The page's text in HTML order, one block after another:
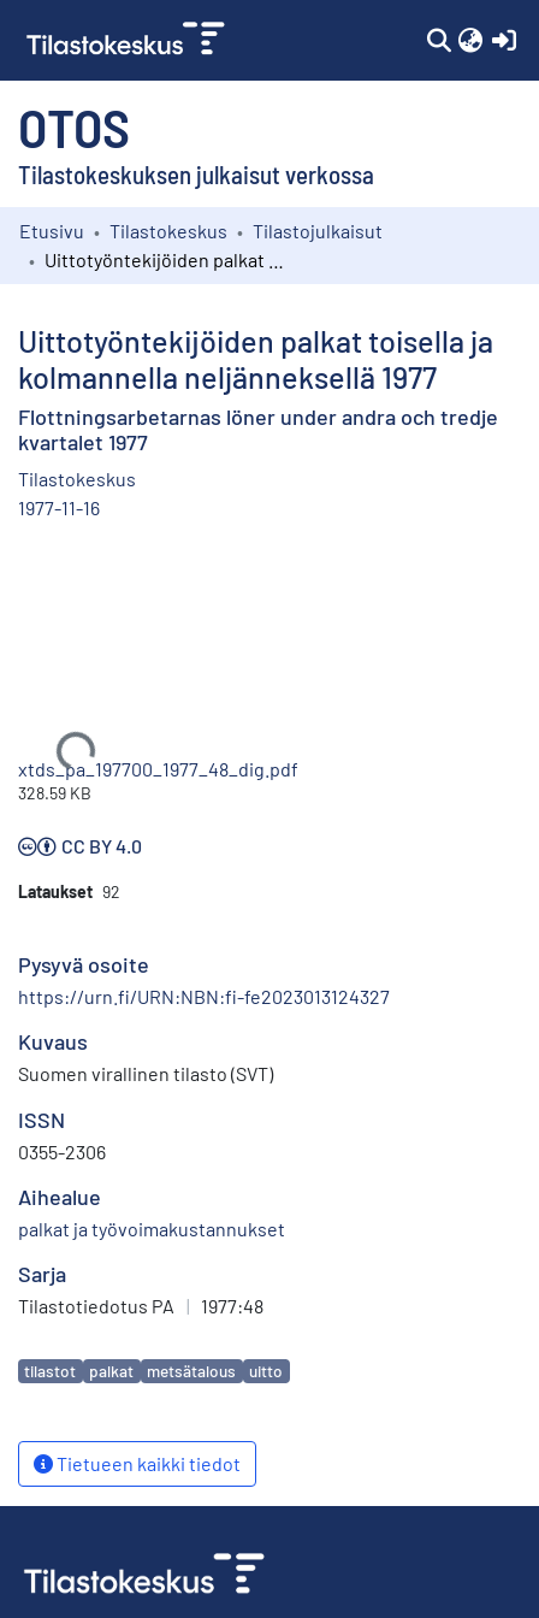
OTOS
Tilastokeskuksen julkaisut verkossa
Kokoelmat
Etusivu Tilastokeskus
Tilastojulkaisut
Uittotyöntekijöiden palkat toisella ja
kolmannella neljänneksellä 1977
Flottningsarbetarnas löner under andra och tredje
kvartalet 1977
Tilastokeskus
1977-11-16
Ladataan...
xtds_pa_197700_1977_48_dig.pdf
328.59 KB
CC BY 4.0
Lataukset 92
Pysyvä osoite
https://urn.fi/URN:NBN:fi-fe2023013124327
Kuvaus
Suomen virallinen tilasto (SVT)
ISSN
0355-2306
Aihealue
palkat ja työvoimakustannukset
Sarja
Tilastotiedotus PA | 1977:48
Avainsanat
tilastot palkat metsätalous uitto
Tietueen kaikki tiedot